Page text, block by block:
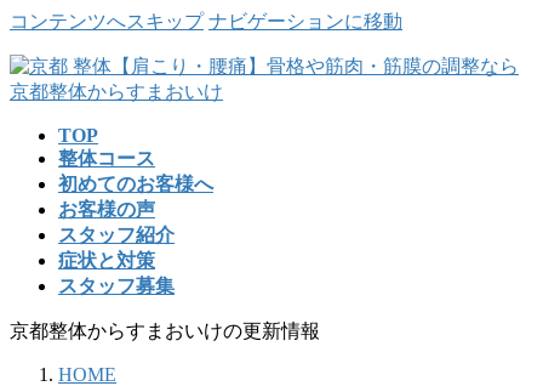
コンテンツへスキップ ナビゲーションに移動
TOP
整体コース
初めてのお客様へ
お客様の声
スタッフ紹介
症状と対策
スタッフ募集
京都整体からすまおいけの更新情報
HOME